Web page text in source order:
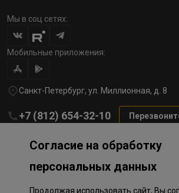
Мы в соц сетях:
Мобильные приложения:
Санкт-Петербург, ул. Миллионная, д. 8
+7 (812) 654-32-10
Политика обработки персональных данных
Согласие на обработку
персональных данных
Продолжая использовать сайт, Вы